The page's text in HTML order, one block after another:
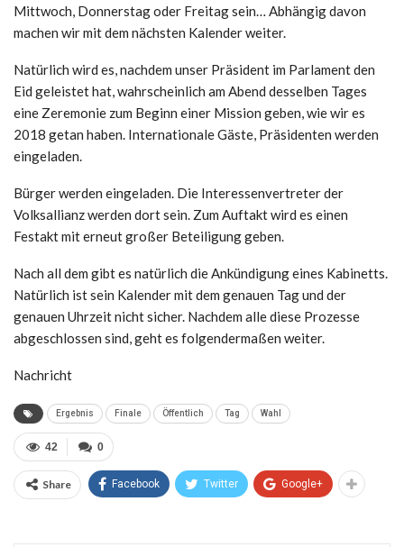
Mittwoch, Donnerstag oder Freitag sein… Abhängig davon
machen wir mit dem nächsten Kalender weiter.
Natürlich wird es, nachdem unser Präsident im Parlament den
Eid geleistet hat, wahrscheinlich am Abend desselben Tages
eine Zeremonie zum Beginn einer Mission geben, wie wir es
2018 getan haben. Internationale Gäste, Präsidenten werden
eingeladen.
Bürger werden eingeladen. Die Interessenvertreter der
Volksallianz werden dort sein. Zum Auftakt wird es einen
Festakt mit erneut großer Beteiligung geben.
Nach all dem gibt es natürlich die Ankündigung eines Kabinetts.
Natürlich ist sein Kalender mit dem genauen Tag und der
genauen Uhrzeit nicht sicher. Nachdem alle diese Prozesse
abgeschlossen sind, geht es folgendermaßen weiter.
Nachricht
Ergebnis Finale Öffentlich Tag Wahl
0
42
Share Facebook Twitter Google+